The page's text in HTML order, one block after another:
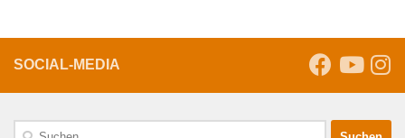
SOCIAL-MEDIA
Suche